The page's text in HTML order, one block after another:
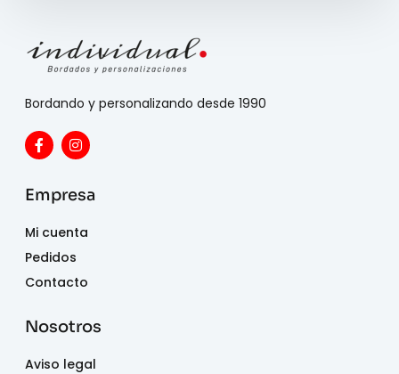
Bordando y personalizando desde 1990
Empresa
Mi cuenta
Pedidos
Contacto
Nosotros
Aviso legal